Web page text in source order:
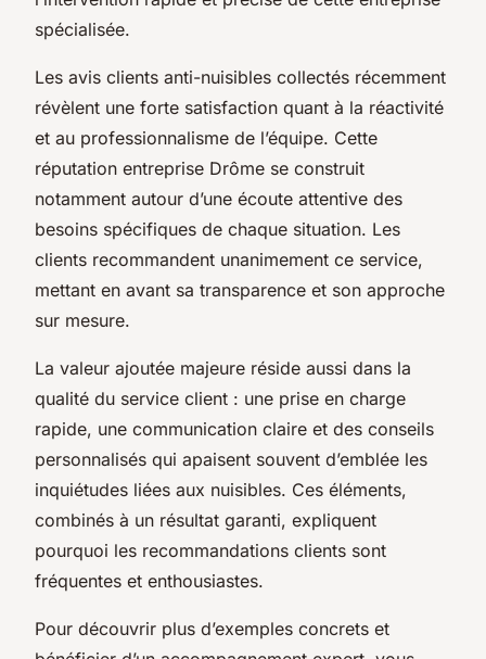
spécialisée.
Les avis clients anti-nuisibles collectés récemment
révèlent une forte satisfaction quant à la réactivité
et au professionnalisme de l’équipe. Cette
réputation entreprise Drôme se construit
notamment autour d’une écoute attentive des
besoins spécifiques de chaque situation. Les
clients recommandent unanimement ce service,
mettant en avant sa transparence et son approche
sur mesure.
La valeur ajoutée majeure réside aussi dans la
qualité du service client : une prise en charge
rapide, une communication claire et des conseils
personnalisés qui apaisent souvent d’emblée les
inquiétudes liées aux nuisibles. Ces éléments,
combinés à un résultat garanti, expliquent
pourquoi les recommandations clients sont
fréquentes et enthousiastes.
Pour découvrir plus d’exemples concrets et